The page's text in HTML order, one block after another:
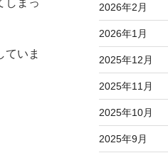
ていま
2026年2月
2026年1月
2025年12月
2025年11月
2025年10月
2025年9月